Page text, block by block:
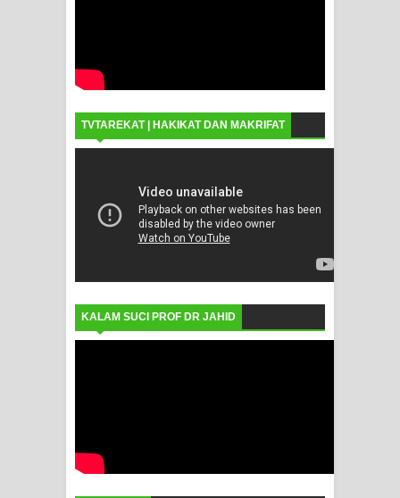
TVTAREKAT | HAKIKAT DAN MAKRIFAT
KALAM SUCI PROF DR JAHID